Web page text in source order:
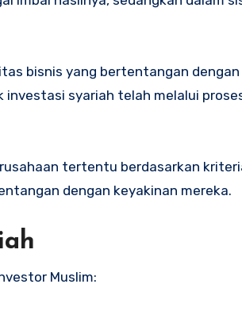
bisnis yang bertentangan
syariah telah melalui
tertentu berdasarkan
dengan keyakinan mereka.
Muslim: